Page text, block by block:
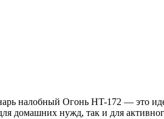
налобный Огонь HT-172 — это
домашних нужд, так и для